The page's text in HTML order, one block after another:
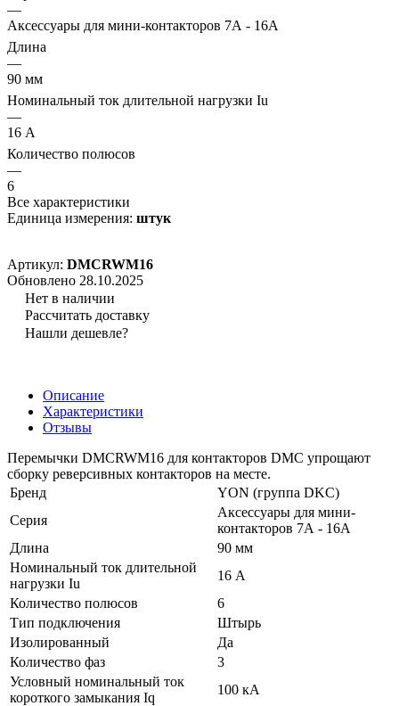
—
Аксессуары для мини-контакторов 7А - 16А
Длина
—
90 мм
Номинальный ток длительной нагрузки Iu
—
16 А
Количество полюсов
—
6
Все характеристики
Единица измерения: штук
Артикул: DMCRWM16
Обновлено 28.10.2025
Нет в наличии
Рассчитать доставку
Нашли дешевле?
Описание
Характеристики
Отзывы
Перемычки DMCRWM16 для контакторов DMC упрощают
сборку реверсивных контакторов на месте.
Бренд
YON (группа DKC)
Серия
Аксессуары для мини-
контакторов 7А - 16А
Длина
90 мм
Номинальный ток длительной
нагрузки Iu
16 А
Количество полюсов
6
Тип подключения
Штырь
Изолированный
Да
Количество фаз
3
Условный номинальный ток
короткого замыкания Iq
100 кА